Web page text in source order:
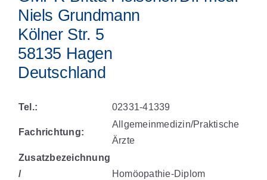
Niels Grundmann
Kölner Str. 5
58135 Hagen
Deutschland
Tel.: 02331-41339
Fachrichtung:
Allgemeinmedizin/Praktische
Ärzte
Zusatzbezeichnung
/
Homöopathie-Diplom